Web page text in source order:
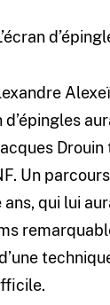
d’épingles
Drouin
Un
qui lui